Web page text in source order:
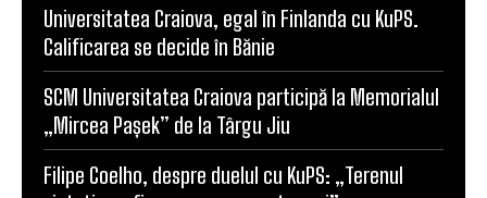
Universitatea Craiova, egal în Finlanda cu KuPS.
Calificarea se decide în Bănie
SCM Universitatea Craiova participă la Memorialul
„Mircea Pașek” de la Târgu Jiu
Filipe Coelho, despre duelul cu KuPS: „Terenul